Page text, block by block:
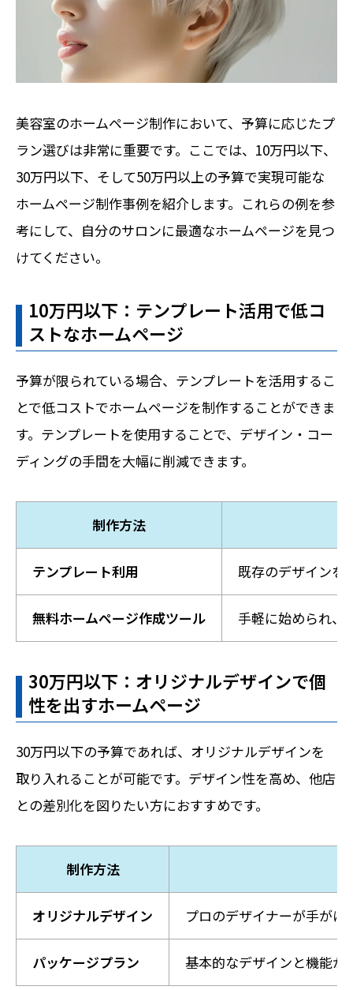
美容室のホームページ制作において、予算に応じたプ
ラン選びは非常に重要です。ここでは、10万円以下、
30万円以下、そして50万円以上の予算で実現可能な
ホームページ制作事例を紹介します。これらの例を参
考にして、自分のサロンに最適なホームページを見つ
けてください。
10万円以下：テンプレート活用で低コ
ストなホームページ
予算が限られている場合、テンプレートを活用するこ
とで低コストでホームページを制作することができま
す。テンプレートを使用することで、デザイン・コー
ディングの手間を大幅に削減できます。
制作方法
テンプレート利用 既存のデザインを
無料ホームページ作成ツール 手軽に始められ、
30万円以下：オリジナルデザインで個
性を出すホームページ
30万円以下の予算であれば、オリジナルデザインを
取り入れることが可能です。デザイン性を高め、他店
との差別化を図りたい方におすすめです。
制作方法
オリジナルデザイン プロのデザイナーが手が
パッケージプラン 基本的なデザインと機能が